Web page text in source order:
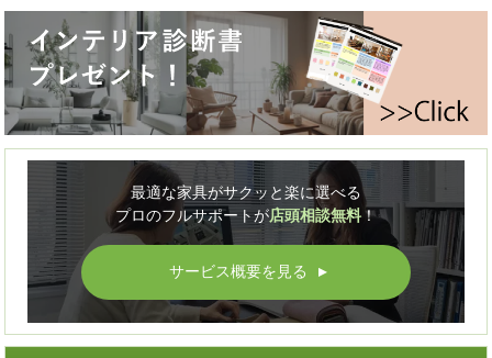
最適な家具がサクッと楽に選べる
プロのフルサポートが店頭相談無料！
サービス概要を見る ▲